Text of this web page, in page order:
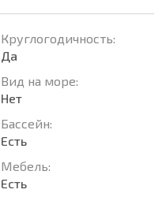
Круглогодичность:
Да
Вид на море:
Нет
Басcейн:
Есть
Мебель:
Есть